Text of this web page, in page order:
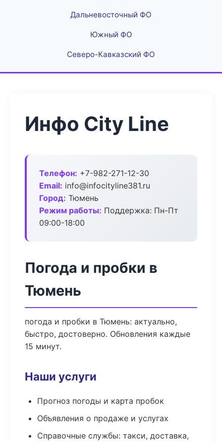
Дальневосточный ФО
Южный ФО
Северо-Кавказский ФО
Инфо City Line
Телефон: +7-982-271-12-30
Email: info@infocityline381.ru
Город: Тюмень
Режим работы: Поддержка: Пн-Пт
09:00-18:00
Погода и пробки в
Тюмень
погода и пробки в Тюмень: актуально,
быстро, достоверно. Обновления каждые
15 минут.
Наши услуги
Прогноз погоды и карта пробок
Объявления о продаже и услугах
Справочные службы: такси, доставка,